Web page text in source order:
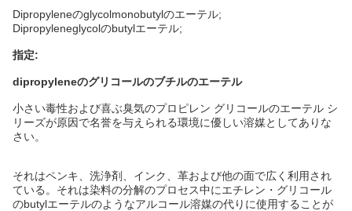
Dipropyleneのglycolmonobutylのエーテル;
Dipropyleneglycolのbutylエーテル;
指定:
dipropyleneのグリコールのブチルのエーテル
小さい毒性および喜ぶ臭気のプロピレン グリコールのエーテル シ
リーズが原因で名誉を与えられる環境に優しい溶媒としてありな
さい。
それはペンキ、洗浄剤、インク、革および他の面で広く利用され
ている。それは染料の分解のプロセス中にエチレン・グリコール
のbutylエーテルのようなアルコール溶媒の代りに使用することが